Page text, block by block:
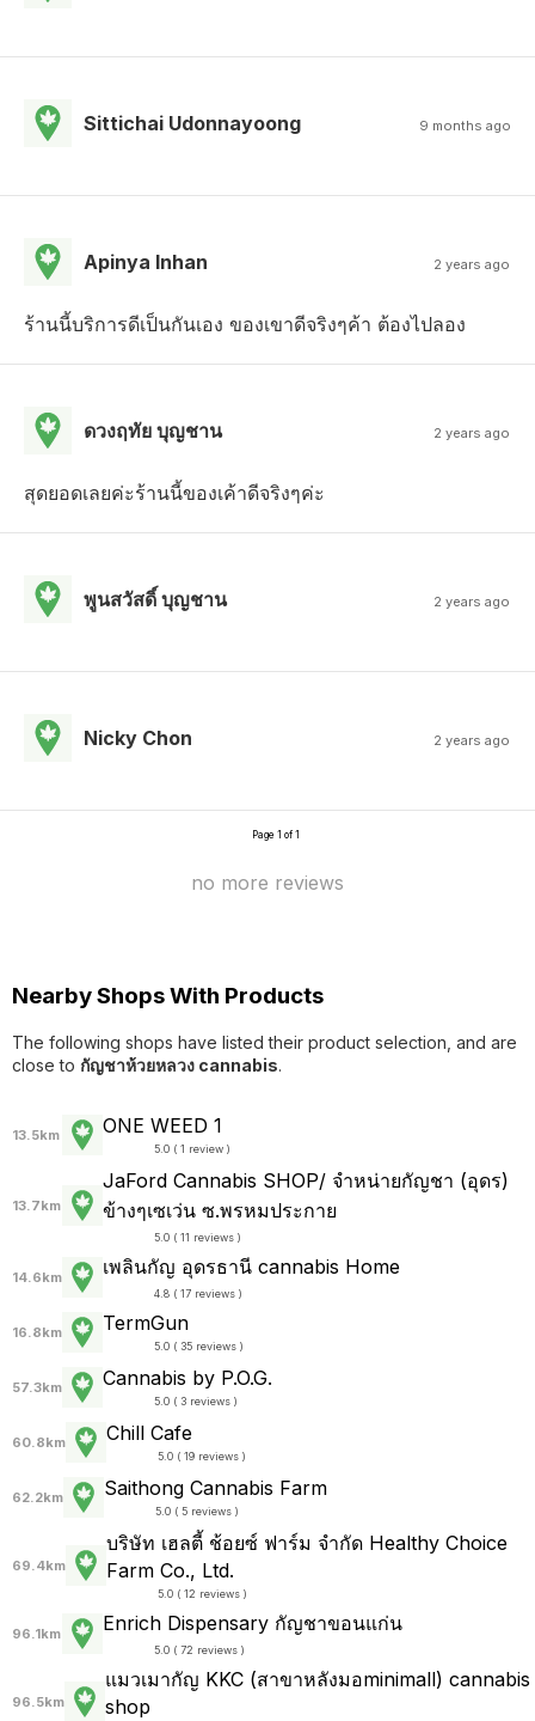
Sittichai Udonnayoong 9 months ago
Apinya Inhan 2 years ago
ร้านนี้บริการดีเป็นกันเอง ของเขาดีจริงๆค้า ต้องไปลอง
ดวงฤทัย บุญชาน 2 years ago
สุดยอดเลยค่ะร้านนี้ของเค้าดีจริงๆค่ะ
พูนสวัสดิ์ บุญชาน 2 years ago
Nicky Chon 2 years ago
Page 1 of 1
no more reviews
Nearby Shops With Products
The following shops have listed their product selection, and are
close to กัญชาห้วยหลวง cannabis.
13.5km ONE WEED 1
5.0 ( 1 review )
13.7km
JaFord Cannabis SHOP/ จำหน่ายกัญชา (อุดร)
ข้างๆเซเว่น ซ.พรหมประกาย
5.0 ( 11 reviews )
14.6km เพลินกัญ อุดรธานี cannabis Home
4.8 ( 17 reviews )
16.8km TermGun
5.0 ( 35 reviews )
57.3km Cannabis by P.O.G.
5.0 ( 3 reviews )
60.8km Chill Cafe
5.0 ( 19 reviews )
62.2km Saithong Cannabis Farm
5.0 ( 5 reviews )
69.4km
บริษัท เฮลตี้ ช้อยซ์ ฟาร์ม จำกัด Healthy Choice
Farm Co., Ltd.
5.0 ( 12 reviews )
96.1km Enrich Dispensary กัญชาขอนแก่น
5.0 ( 72 reviews )
96.5km
แมวเมากัญ KKC (สาขาหลังมอminimall) cannabis
shop